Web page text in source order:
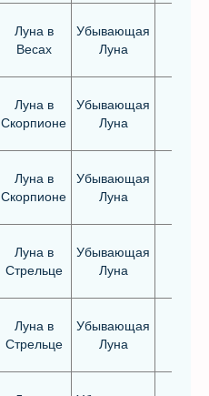
Луна в
Весах
Убывающая
Луна
Луна в
Скорпионе
Убывающая
Луна
Луна в
Скорпионе
Убывающая
Луна
Луна в
Стрельце
Убывающая
Луна
Луна в
Стрельце
Убывающая
Луна